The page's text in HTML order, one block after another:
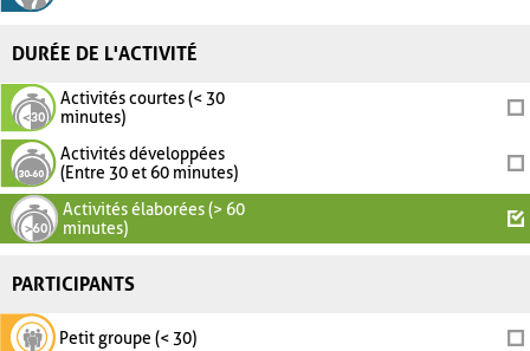
DURÉE DE L'ACTIVITÉ
Activités courtes (< 30
minutes)
Activités développées
(Entre 30 et 60 minutes)
Activités élaborées (> 60
minutes)
PARTICIPANTS
Petit groupe (< 30)